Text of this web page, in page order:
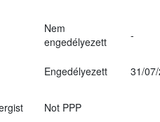
Nem
engedélyezett
-
Engedélyezett 31/
Not PPP